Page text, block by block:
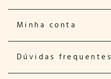
Minha conta
Dúvidas frequentes